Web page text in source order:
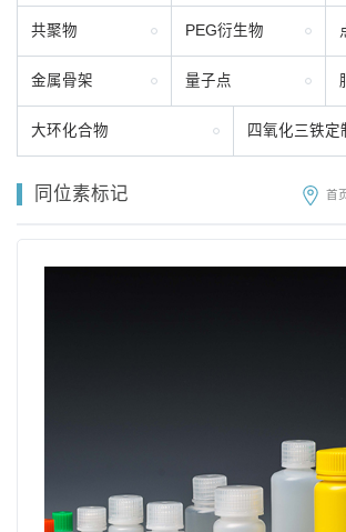
共聚物 PEG衍生物
金属骨架 量子点
大环化合物 四氧化三铁定
同位素标记 首